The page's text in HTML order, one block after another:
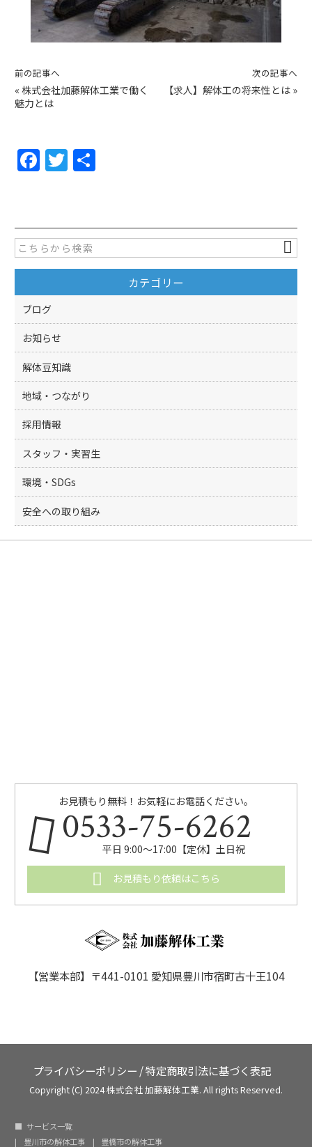
前の記事へ
« 株式会社加藤解体工業で働く
魅力とは
次の記事へ
【求人】解体工の将来性とは »
F
a
e
b
o
o
k
T
w
er
カテゴリー
ブログ
お知らせ
解体豆知識
地域・つながり
採用情報
スタッフ・実習生
環境・SDGs
安全への取り組み
お見積もり無料！お気軽にお電話ください。
0533-75-6262
平日 9:00〜17:00【定休】土日祝
お見積もり依頼はこちら
【営業本部】〒441-0101 愛知県豊川市宿町古十王104
プライバシーポリシー /特定商取引法に基づく表記
Copyright (C) 2024 株式会社 加藤解体工業. All rights Reserved.
サービス一覧
豊川市の解体工事
豊橋市の解体工事